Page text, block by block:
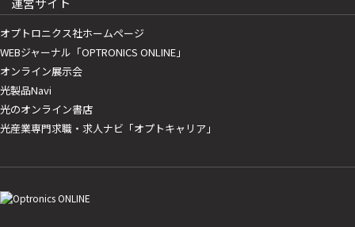
オプトロニクス社ホームページ
WEBジャーナル「OPTRONICS ONLINE」
オンライン展示会
光製品Navi
光のオンライン書店
光産業専門求職・求人ナビ「オプトキャリア」